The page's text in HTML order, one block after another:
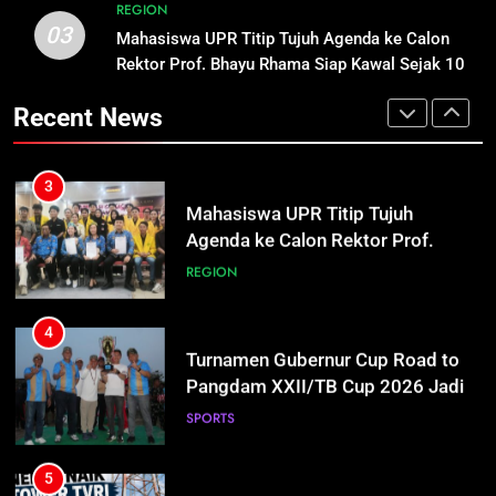
3
Mahasiswa UPR Titip Tujuh
Bhayu Rhama Siap Kawal Sejak
100 Hari Pertama
4
Turnamen Gubernur Cup Road to
Pangdam XXII/TB Cup 2026 Jadi
Wadah Kembangkan Talenta Muda
SPORTS
5
Warga Geger, Seorang IRT Nekat
Naik Tower TVRI Hendak Akhiri
Hidup
REGION
6
03
REGION
Mahasiswa UPR Titip Tujuh Agenda ke Calon
Rektor Prof. Bhayu Rhama Siap Kawal Sejak 100
Recent News
2
Orangutan Muncul di Tengah Kota
3
Mahasiswa UPR Titip Tujuh
Agenda ke Calon Rektor Prof.
Bhayu Rhama Siap Kawal Sejak
REGION
4
Turnamen Gubernur Cup Road to
Pangdam XXII/TB Cup 2026 Jadi
Wadah Kembangkan Talenta Muda
SPORTS
5